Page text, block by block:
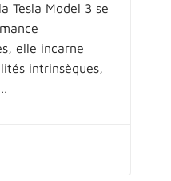
Tesla Model 3 se
elle incarne
intrinsèques,